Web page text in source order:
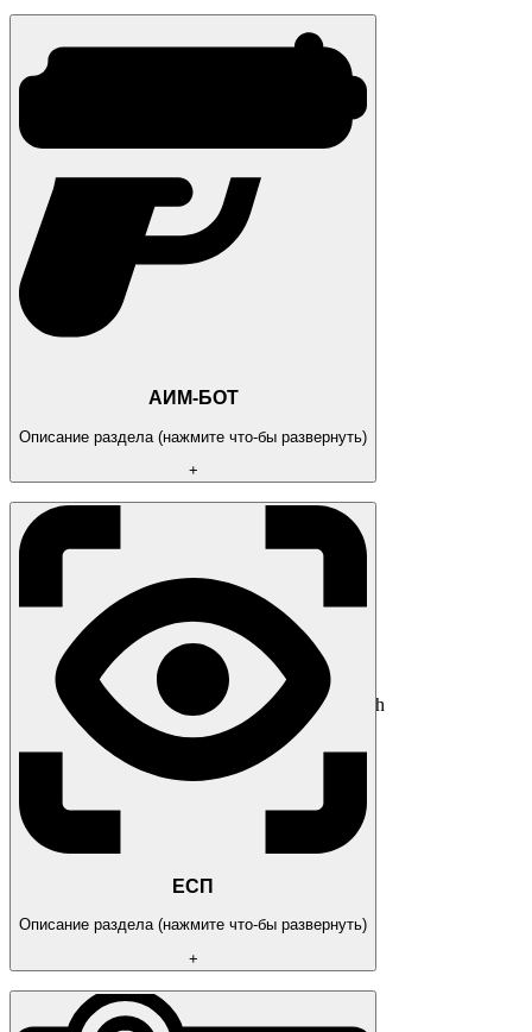
АИМ-БОТ
Описание раздела (нажмите что-бы развернуть)
+
AIM
AimBot Type (Static, Curved)
Aim Keys (aimkey 1 and aimkey 2)
Smooth
Draw FOV : Color
TARGET
Bone: Head | Neck | Pelvis | Stomach
Force Bone: Head | Neck | Pelvis | Stomach
Force Key
Only Visible
Lock Target
ADDITIONAL
Prediction
ЕСП
Описание раздела (нажмите что-бы развернуть)
+
PLAYERS
GENERALS